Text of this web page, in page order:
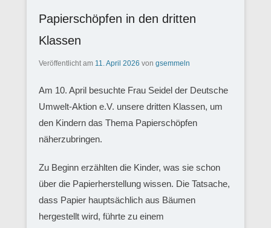
Papierschöpfen in den dritten
Klassen
Veröffentlicht am 11. April 2026 von gsemmeln
Am 10. April besuchte Frau Seidel der Deutsche
Umwelt-Aktion e.V. unsere dritten Klassen, um
den Kindern das Thema Papierschöpfen
näherzubringen.
Zu Beginn erzählten die Kinder, was sie schon
über die Papierherstellung wissen. Die Tatsache,
dass Papier hauptsächlich aus Bäumen
hergestellt wird, führte zu einem